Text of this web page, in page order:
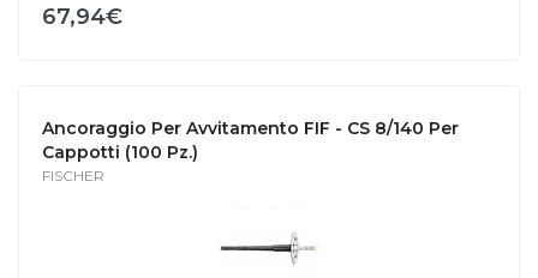
67,94€
Ancoraggio Per Avvitamento FIF - CS 8/140 Per
Cappotti (100 Pz.)
FISCHER